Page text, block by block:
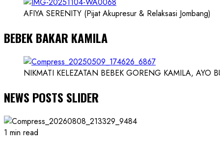
AFIYA SERENITY (Pijat Akupresur & Relaksasi Jombang)
BEBEK BAKAR KAMILA
NIKMATI KELEZATAN BEBEK GORENG KAMILA, AYO
NEWS POSTS SLIDER
1 min read